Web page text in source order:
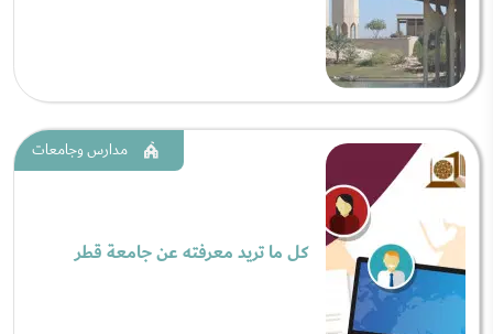
مدارس وجامعات
كل ما تريد معرفته عن جامعة قطر